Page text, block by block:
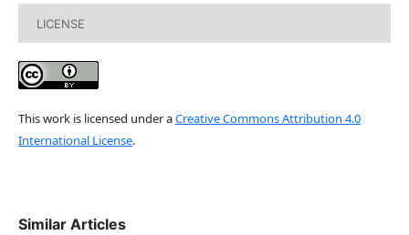
LICENSE
This work is licensed under aCreative Commons Attribution 4.0
International License.
Similar Articles